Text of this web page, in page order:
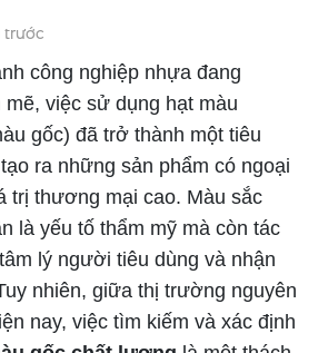
trước
công nghiệp nhựa đang
việc sử dụng hạt màu
gốc) đã trở thành một tiêu
ra những sản phẩm có ngoại
trị thương mại cao. Màu sắc
là yếu tố thẩm mỹ mà còn tác
lý người tiêu dùng và nhận
nhiên, giữa thị trường nguyên
nay, việc tìm kiếm và xác định